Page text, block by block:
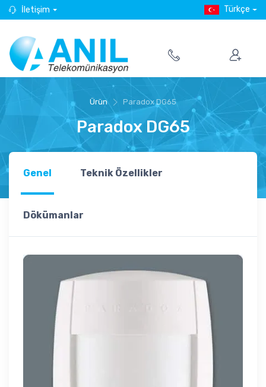
İletişim Türkçe
Ürün Paradox DG65
Paradox DG65
Genel Teknik Özellikler
Dökümanlar